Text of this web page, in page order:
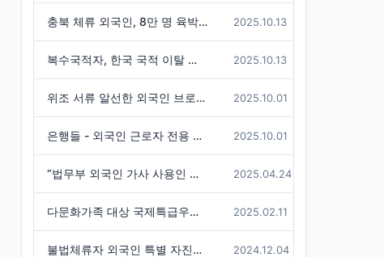
충북 체류 외국인, 8만 명 육박 ( 전국 3위 수준) 2025.10.13
복수국적자, 한국 국적 이탈 불허한 판례 기사 2025.10.13
위조 서류 알선한 외국인 브로커 구속 2025.10.01
은행들 - 외국인 근로자 전용 신용대출 경쟁 2025.10.01
“법무부 외국인 가사 사용인 시범사업, 참여 신청자는 미미” 2025.04.24
다문화가족 대상 국제특급우편(EMS) 요금 할인 혜택 -경기도 2025.02.11
불법체류자 외국인 특별 자진출국기간 연장 2024.12.04